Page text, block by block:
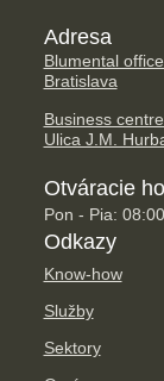
Adresa
Blumental
Bratislava
Business
Ulica J.M.
Otváracie
Pon - Pia:
Odkazy
Know-how
Služby
Sektory